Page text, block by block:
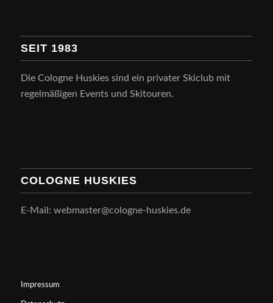
SEIT 1983
Die Cologne Huskies sind ein privater Skiclub mit
regelmäßigen Events und Skitouren.
COLOGNE HUSKIES
E-Mail: webmaster@cologne-huskies.de
Impressum